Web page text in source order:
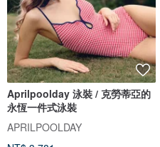
Aprilpoolday 泳裝 / 克勞蒂亞的
永恆一件式泳裝
APRILPOOLDAY